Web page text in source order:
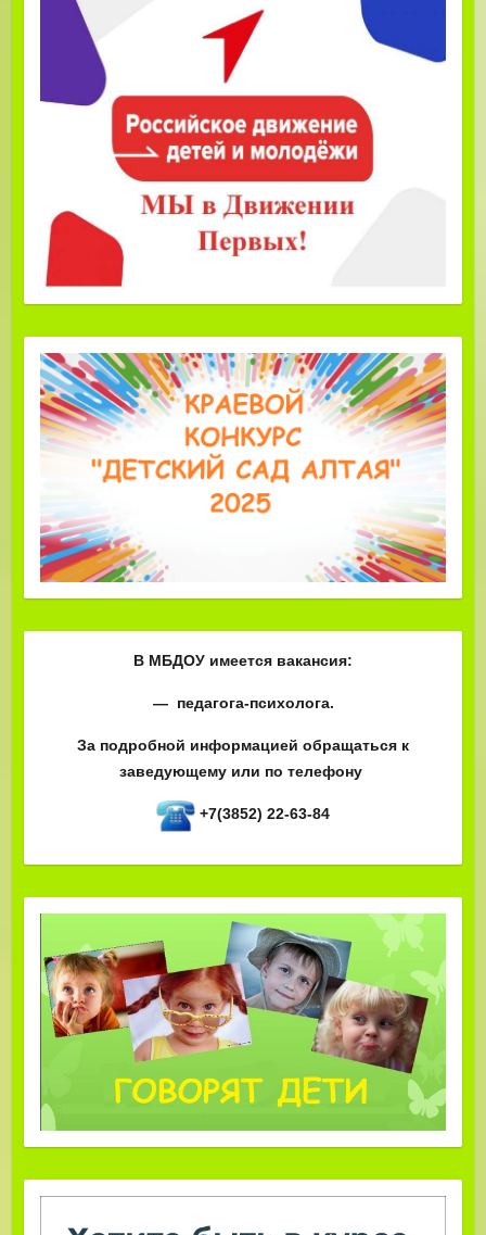
В МБДОУ имеется вакансия:
— педагога-психолога.
За подробной информацией обращаться к
заведующему или по телефону
+7(3852) 22-63-84